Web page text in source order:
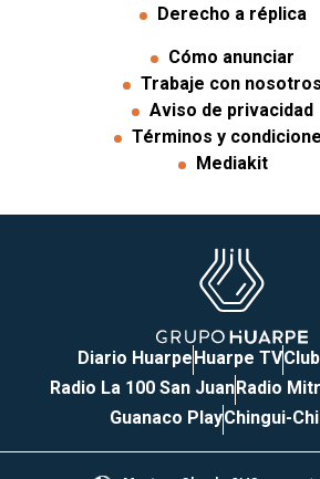
Derecho a réplica
Cómo anunciar
Trabaje con nosotros
Aviso de privacidad
Términos y
Mediakit
Diario Huarpe Huarpe TV
Radio La 100 San Juan Radio
Guanaco PlayChingui-